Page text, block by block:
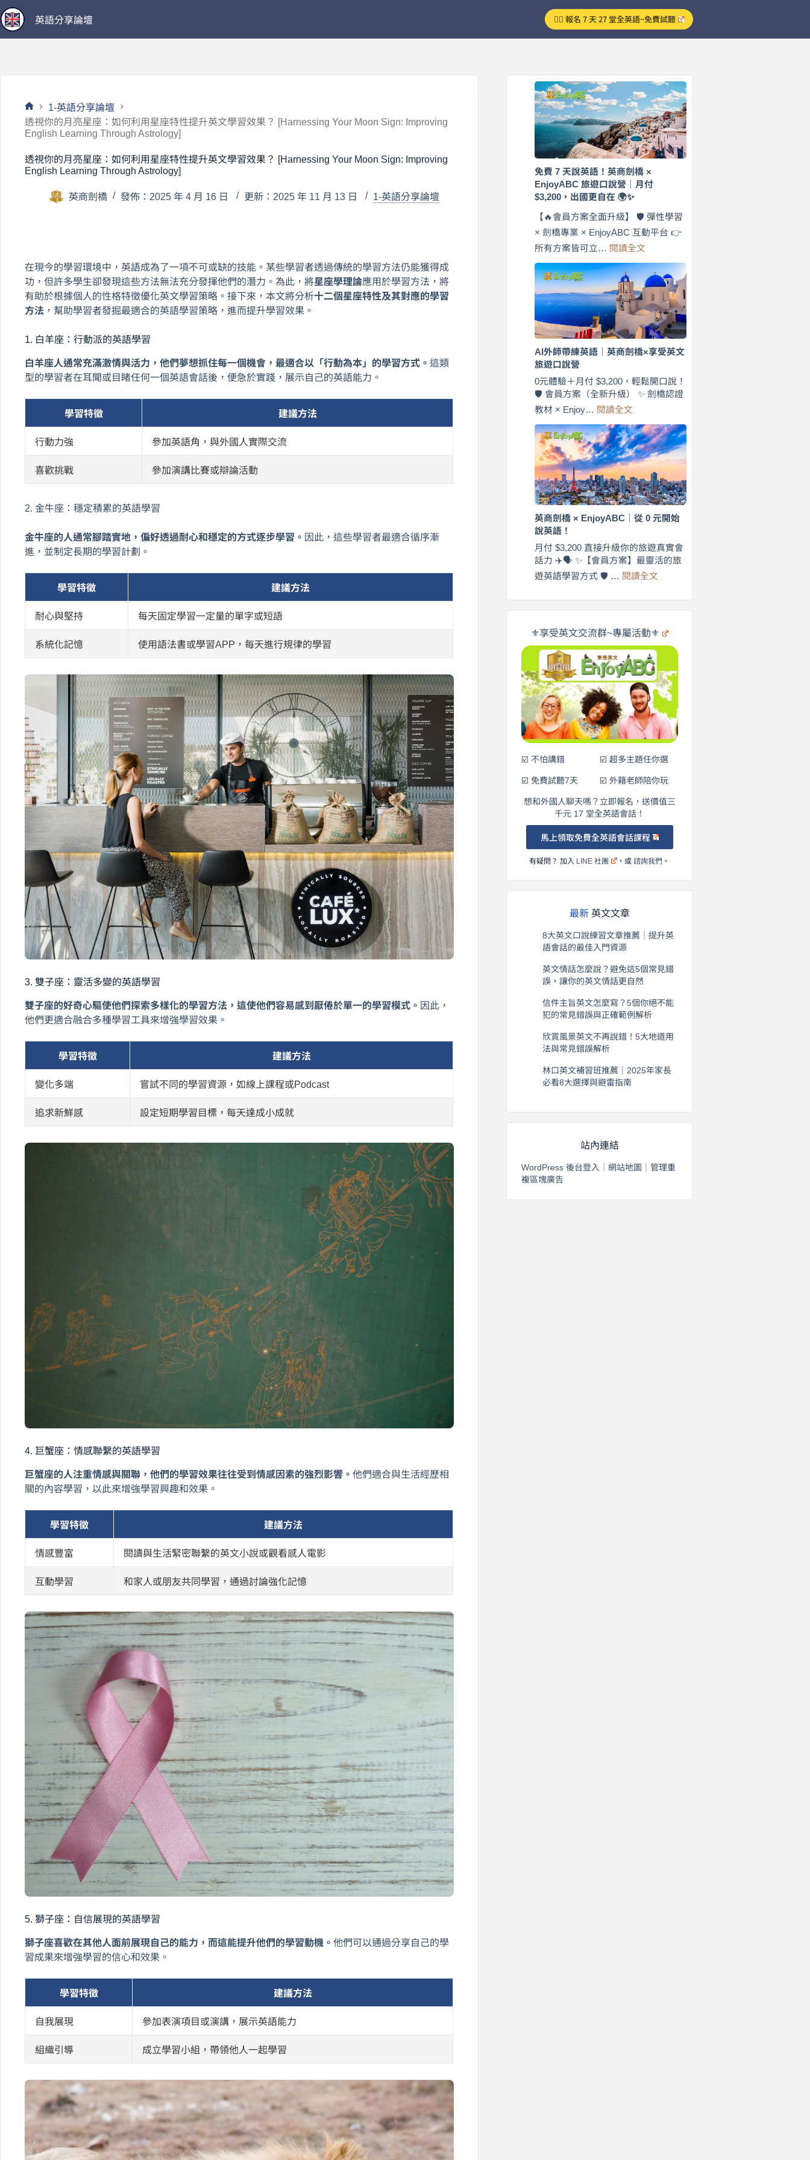
跳
至
主
英語分享論壇 👉🏻 報名 7 天 27 堂全英語~免費試聽
首
頁
1-英語分享論壇
透視你的月亮星座：如何利用星座特性提升英文學習效果？ [Harnessing Your Moon Sign: Improving
English Learning Through Astrology]
透視你的月亮星座：如何利用星座特性提升英文學習效果？ [Harnessing Your Moon Sign: Improving
English Learning Through Astrology]
英商劍橋 發佈：2025 年 4 月 16 日 更新：2025 年 11 月 13 日 1-英語分享論壇
在現今的學習環境中，英語成為了一項不可或缺的技能。某些學習者透過傳統的學習方法仍能獲得成
功，但許多學生卻發現這些方法無法充分發揮他們的潛力。為此，將星座學理論應用於學習方法，將
有助於根據個人的性格特徵優化英文學習策略。接下來，本文將分析十二個星座特性及其對應的學習
方法 ，幫助學習者發掘最適合的英語學習策略，進而提升學習效果。
1. 白羊座：行動派的英語學習
白羊座人通常充滿激情與活力，他們夢想抓住每一個機會，最適合以「行動為本」的學習方式。 這類
型的學習者在耳聞或目睹任何一個英語會話後，便急於實踐，展示自己的英語能力。
學習特徵 建議方法
行動力強 參加英語角，與外國人實際交流
喜歡挑戰 參加演講比賽或辯論活動
2. 金牛座：穩定積累的英語學習
金牛座的人通常腳踏實地，偏好透過耐心和穩定的方式逐步學習。 因此，這些學習者最適合循序漸
進，並制定長期的學習計劃。
學習特徵 建議方法
耐心與堅持 每天固定學習一定量的單字或短語
系統化記憶 使用語法書或學習APP，每天進行規律的學習
3. 雙子座：靈活多變的英語學習
雙子座的好奇心驅使他們探索多樣化的學習方法，這使他們容易感到厭倦於單一的學習模式。 因此，
他們更適合融合多種學習工具來增強學習效果。
學習特徵 建議方法
變化多端 嘗試不同的學習資源，如線上課程或Podcast
追求新鮮感 設定短期學習目標，每天達成小成就
4. 巨蟹座：情感聯繫的英語學習
巨蟹座的人注重情感與關聯，他們的學習效果往往受到情感因素的強烈影響。 他們適合與生活經歷相
關的內容學習，以此來增強學習興趣和效果。
學習特徵 建議方法
情感豐富 閱讀與生活緊密聯繫的英文小說或觀看感人電影
互動學習 和家人或朋友共同學習，通過討論強化記憶
5. 獅子座：自信展現的英語學習
獅子座喜歡在其他人面前展現自己的能力，而這能提升他們的學習動機。 他們可以通過分享自己的學
習成果來增強學習的信心和效果。
學習特徵 建議方法
自我展現 參加表演項目或演講，展示英語能力
組織引導 成立學習小組，帶領他人一起學習
免費 7 天說英語！英商劍橋 ×
EnjoyABC 旅遊口說營｜月付
$3,200，出國更自在 🌍✨
【🔥會員方案全面升級】 🛡️ 彈性學習
× 劍橋專業 × EnjoyABC 互動平台 👉
所有方案皆可立… 閱讀全文
費
7
天
說
英
語！
商
橋
×
EnjoyABC
遊
口
說
營
｜
月
付
$3,200，
更
自
在
✨
AI外師帶練英語｜英商劍橋×享受英文
旅遊口說營
0元體驗＋月付 $3,200，輕鬆開口說！
🛡️ 會員方案（全新升級） ✨ 劍橋認證
教材 × Enjoy… 閱讀全文
外
師
帶
練
英
語
｜
英
劍
橋
×
享
英
旅
遊
口
說
營
英商劍橋 × EnjoyABC｜從 0 元開始
說英語！
月付 $3,200 直接升級你的旅遊真實會
話力 ✈️🗣️ ✨【會員方案】最靈活的旅
遊英語學習方式 🛡️ … 閱讀全文
商
劍
×
EnjoyABC
0
元
開
始
說
英
語！
⚜️享受英文交流群~專屬活動⚜️
☑️ 不怕講錯
☑️ 免費試聽7天
☑️ 超多主題任你選
☑️ 外籍老師陪你玩
想和外國人聊天嗎？立即報名，送價值三
千元 17 堂全英語會話！
馬上領取免費全英語會話課程
有疑問？ 加入 LINE 社團 ，或諮詢我們 。
最新英文文章
8大英文口說練習文章推薦｜提升英
語會話的最佳入門資源
英文情話怎麼說？避免這5個常見錯
誤，讓你的英文情話更自然
信件主旨英文怎麼寫？5個你絕不能
犯的常見錯誤與正確範例解析
欣賞風景英文不再說錯！5大地道用
法與常見錯誤解析
林口英文補習班推薦｜2025年家長
必看8大選擇與避雷指南
站內連結
WordPress 後台登入 網站地圖
管理重
複區塊廣告